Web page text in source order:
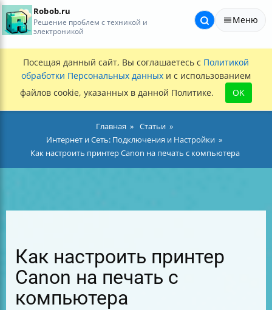
Robob.ru
Решение проблем с техникой и
электроникой
Меню
Посещая данный сайт, Вы соглашаетесь с Политикой
обработки Персональных данных и с использованием
файлов cookie, указанных в данной Политике.
OK
Главная
Статьи
Интернет и Сеть: Подключения и Настройки
Как настроить принтер Canon на печать с компьютера
Как настроить принтер
Canon на печать с
компьютера